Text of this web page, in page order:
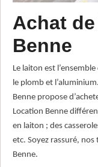
Achat
Benne
Le laiton est
le plomb et
Benne propose
Location Benne
en laiton ; des
etc. Soyez rassuré,
Benne.